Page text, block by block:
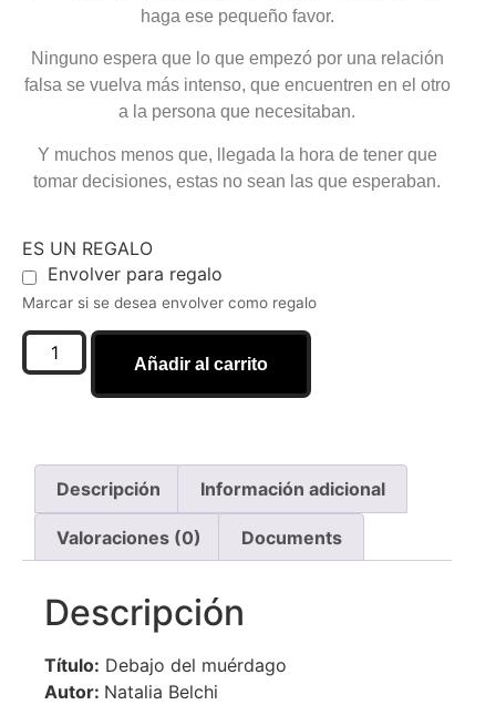
haga ese pequeño favor.
Ninguno espera que lo que empezó por una relación
falsa se vuelva más intenso, que encuentren en el otro
a la persona que necesitaban.
Y muchos menos que, llegada la hora de tener que
tomar decisiones, estas no sean las que esperaban.
ES UN REGALO
Envolver para regalo
Marcar si se desea envolver como regalo
Añadir al carrito
Descripción Información adicional
Valoraciones (0) Documents
Descripción
Título: Debajo del muérdago
Autor: Natalia Belchi